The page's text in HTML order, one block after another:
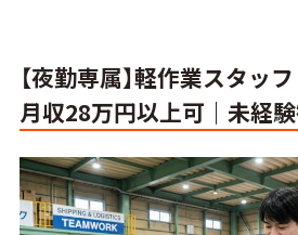
【夜勤専属】軽作業スタッフ
月収28万円以上可｜未経